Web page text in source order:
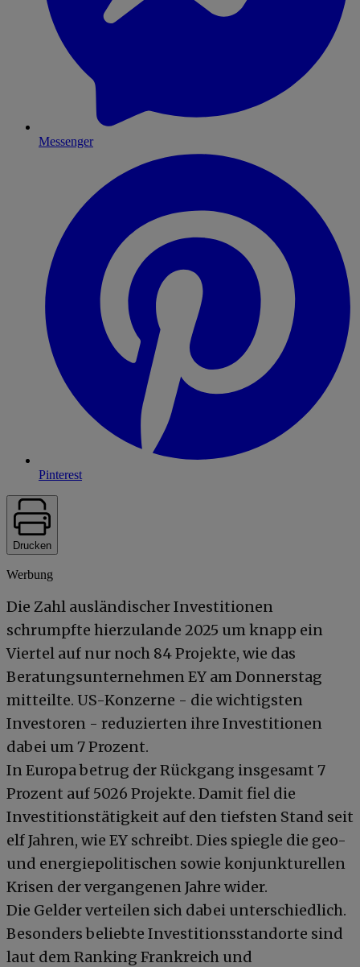
Messenger
Pinterest
Drucken
Werbung
Die Zahl ausländischer Investitionen
schrumpfte hierzulande 2025 um knapp ein
Viertel auf nur noch 84 Projekte, wie das
Beratungsunternehmen EY am Donnerstag
mitteilte. US-Konzerne - die wichtigsten
Investoren - reduzierten ihre Investitionen
dabei um 7 Prozent.
In Europa betrug der Rückgang insgesamt 7
Prozent auf 5026 Projekte. Damit fiel die
Investitionstätigkeit auf den tiefsten Stand seit
elf Jahren, wie EY schreibt. Dies spiegle die geo-
und energiepolitischen sowie konjunkturellen
Krisen der vergangenen Jahre wider.
Die Gelder verteilen sich dabei unterschiedlich.
Besonders beliebte Investitionsstandorte sind
laut dem Ranking Frankreich und